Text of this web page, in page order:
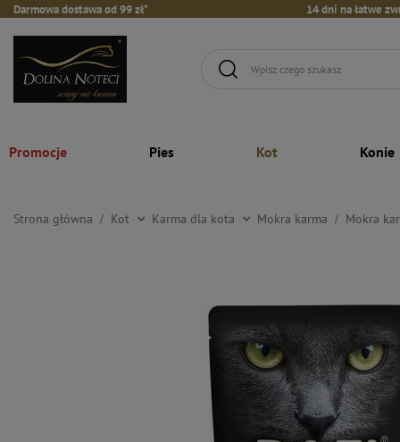
Darmowa dostawa od 99 zł* 14 dni na łatwe
Promocje Pies Kot Konie
Strona główna Kot Karma dla kota Mokra karma Mokra